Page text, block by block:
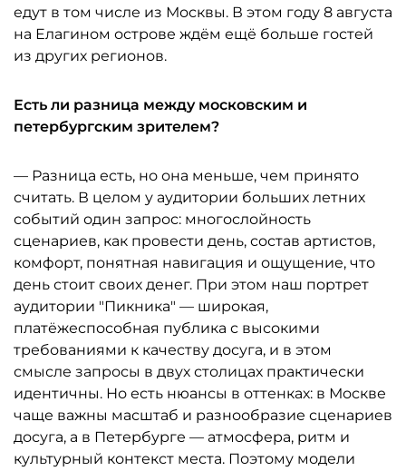
едут в том числе из Москвы. В этом году 8 августа
на Елагином острове ждём ещё больше гостей
из других регионов.
Есть ли разница между московским и
петербургским зрителем?
— Разница есть, но она меньше, чем принято
считать. В целом у аудитории больших летних
событий один запрос: многослойность
сценариев, как провести день, состав артистов,
комфорт, понятная навигация и ощущение, что
день стоит своих денег. При этом наш портрет
аудитории "Пикника" — широкая,
платёжеспособная публика с высокими
требованиями к качеству досуга, и в этом
смысле запросы в двух столицах практически
идентичны. Но есть нюансы в оттенках: в Москве
чаще важны масштаб и разнообразие сценариев
досуга, а в Петербурге — атмосфера, ритм и
культурный контекст места. Поэтому модели